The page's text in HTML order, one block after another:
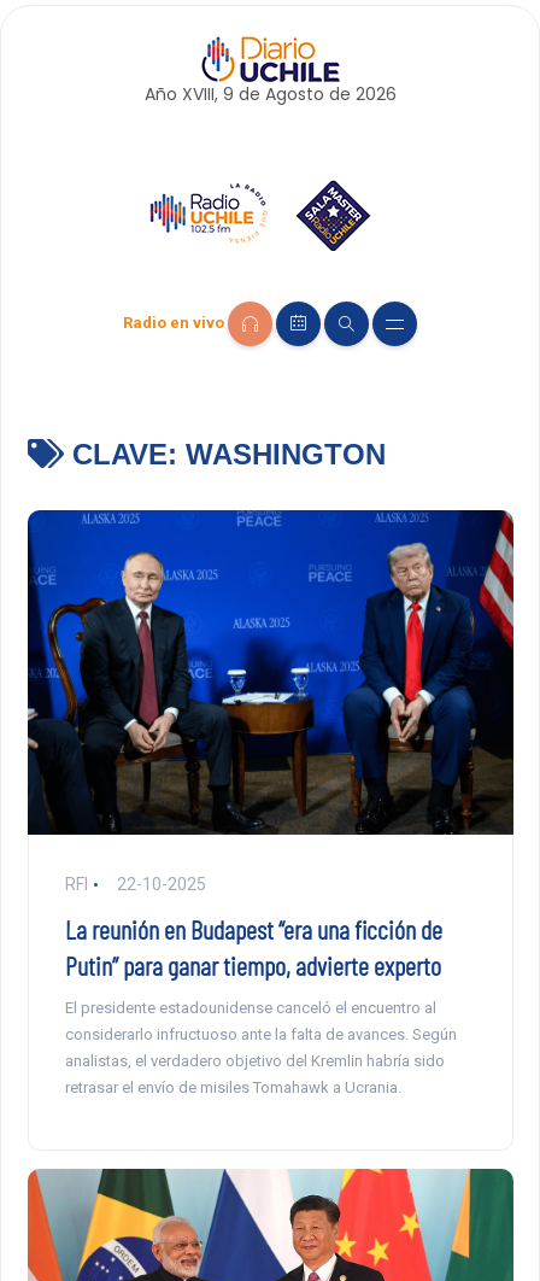
Año XVIII, 9 de Agosto de 2026
Radio en vivo
CLAVE: WASHINGTON
RFI 22-10-2025
La reunión en Budapest “era una ficción de
Putin” para ganar tiempo, advierte experto
El presidente estadounidense canceló el encuentro al
considerarlo infructuoso ante la falta de avances. Según
analistas, el verdadero objetivo del Kremlin habría sido
retrasar el envío de misiles Tomahawk a Ucrania.